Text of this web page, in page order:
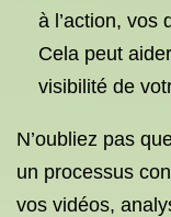
à l’action, vos
Cela peut
visibilité de
N’oubliez pas
un processus
vos vidéos,